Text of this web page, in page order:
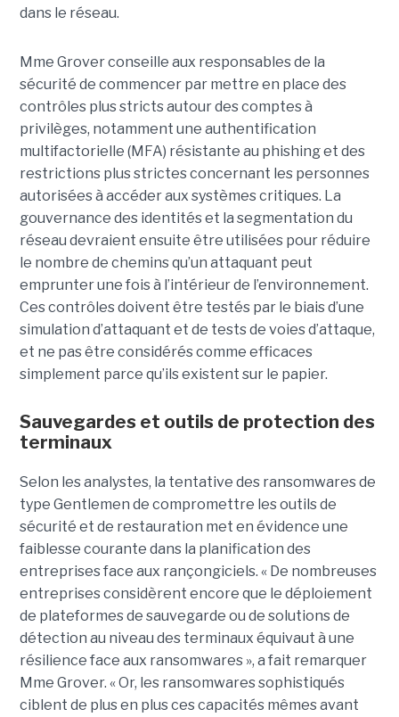
dans le réseau.
Mme Grover conseille aux responsables de la
sécurité de commencer par mettre en place des
contrôles plus stricts autour des comptes à
privilèges, notamment une authentification
multifactorielle (MFA) résistante au phishing et des
restrictions plus strictes concernant les personnes
autorisées à accéder aux systèmes critiques. La
gouvernance des identités et la segmentation du
réseau devraient ensuite être utilisées pour réduire
le nombre de chemins qu’un attaquant peut
emprunter une fois à l’intérieur de l’environnement.
Ces contrôles doivent être testés par le biais d’une
simulation d’attaquant et de tests de voies d’attaque,
et ne pas être considérés comme efficaces
simplement parce qu’ils existent sur le papier.
Sauvegardes et outils de protection des
terminaux
Selon les analystes, la tentative des ransomwares de
type Gentlemen de compromettre les outils de
sécurité et de restauration met en évidence une
faiblesse courante dans la planification des
entreprises face aux rançongiciels. « De nombreuses
entreprises considèrent encore que le déploiement
de plateformes de sauvegarde ou de solutions de
détection au niveau des terminaux équivaut à une
résilience face aux ransomwares », a fait remarquer
Mme Grover. « Or, les ransomwares sophistiqués
ciblent de plus en plus ces capacités mêmes avant